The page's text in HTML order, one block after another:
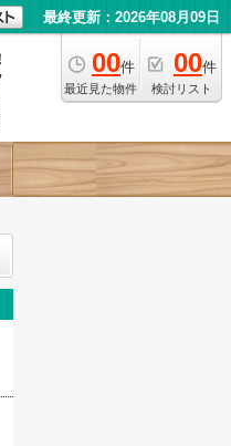
最終更新：2026年08月09日
00件
最近見た物件
00件
検討リスト